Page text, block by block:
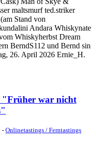
maltsmurf ted.striker
Stand von
Andara Whiskynate
Whiskyherbst Dream
BerndS112 und Bernd sin
26. April 2026 Ernie_H.
"Früher war nicht
- Onlinetastings / Ferntastings